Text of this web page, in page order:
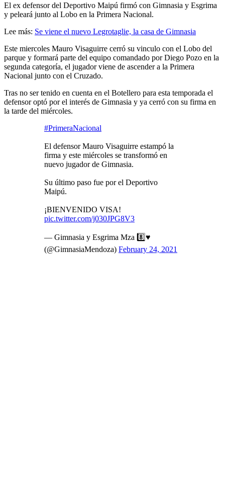
El ex defensor del Deportivo Maipú firmó con Gimnasia y Esgrima
y peleará junto al Lobo en la Primera Nacional.
Lee más: Se viene el nuevo Legrotaglie, la casa de Gimnasia
Este miercoles Mauro Visaguirre cerró su vinculo con el Lobo del
parque y formará parte del equipo comandado por Diego Pozo en la
segunda categoría, el jugador viene de ascender a la Primera
Nacional junto con el Cruzado.
Tras no ser tenido en cuenta en el Botellero para esta temporada el
defensor optó por el interés de Gimnasia y ya cerró con su firma en
la tarde del miércoles.
#PrimeraNacional
El defensor Mauro Visaguirre estampó la
firma y este miércoles se transformó en
nuevo jugador de Gimnasia.
Su último paso fue por el Deportivo
Maipú.
¡BIENVENIDO VISA!
pic.twitter.com/j030JPG8V3
— Gimnasia y Esgrima Mza 8️⃣♥️
(@GimnasiaMendoza) February 24, 2021